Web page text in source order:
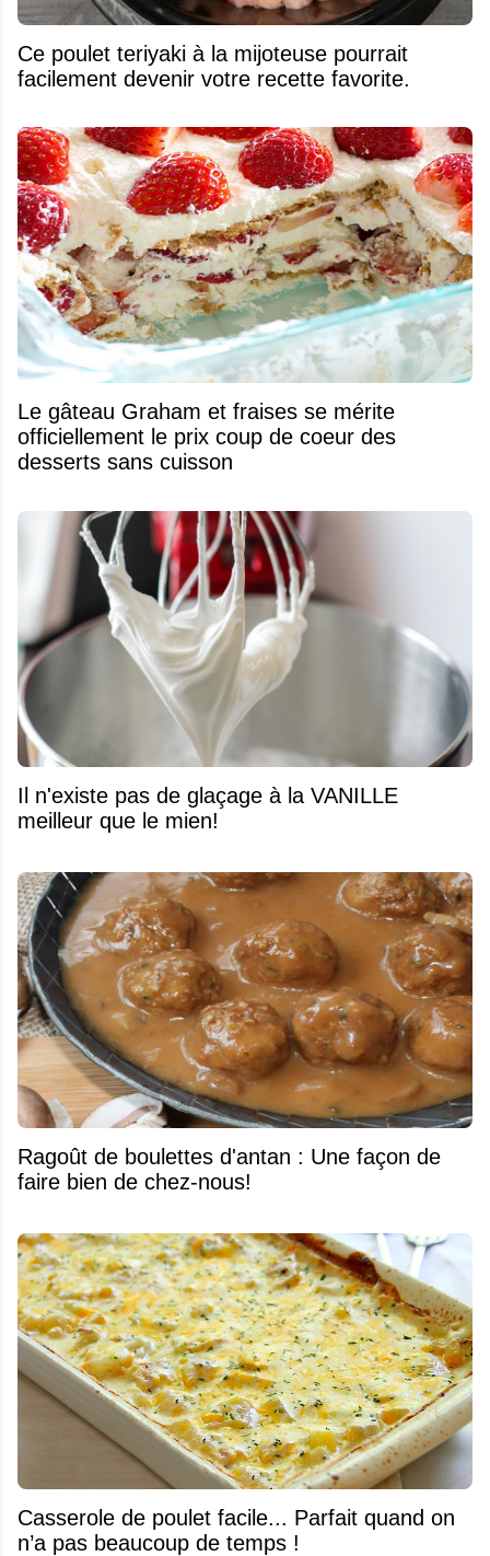
Ce poulet teriyaki à la mijoteuse pourrait
facilement devenir votre recette favorite.
Le gâteau Graham et fraises se mérite
officiellement le prix coup de coeur des
desserts sans cuisson
Il n'existe pas de glaçage à la VANILLE
meilleur que le mien!
Ragoût de boulettes d'antan : Une façon de
faire bien de chez-nous!
Casserole de poulet facile... Parfait quand on
n’a pas beaucoup de temps !